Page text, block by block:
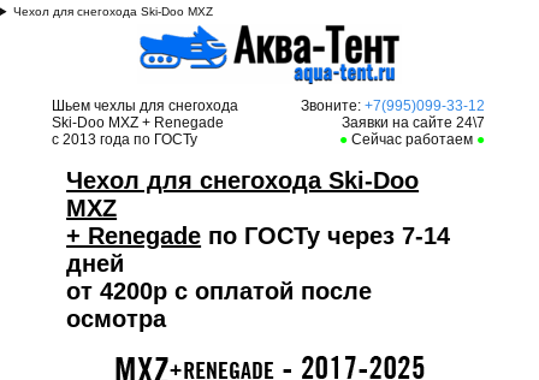
Чехол для снегохода Ski-Doo MXZ
Шьем чехлы для снегохода
Ski-Doo MXZ + Renegade
с 2013 года по ГОСТу
Звоните:+7(995)099-33-12
Заявки на сайте 24\7
● Сейчас работаем ●
Чехол для снегохода Ski-Doo
MXZ
+ Renegade по ГОСТу через 7-14
дней
от 4200р с оплатой после
осмотра